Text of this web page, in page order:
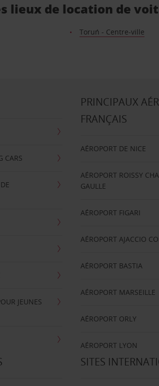
lieux de location de
Toruń - Centre-ville
CARS
JEUNES
PRINCIPAUX
FRANÇAIS
AÉROPORT DE NICE
AÉROPORT ROISSY
GAULLE
AÉROPORT FIGARI
AÉROPORT AJACCIO
AÉROPORT BASTIA
AÉROPORT MARSEILLE
AÉROPORT ORLY
AÉROPORT LYON
SITES